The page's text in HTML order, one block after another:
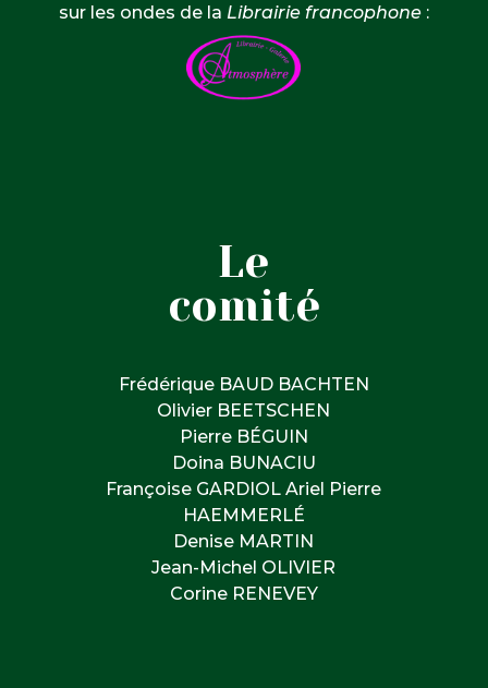
sur les ondes de la Librairie francophone:
Le
comité
Frédérique BAUD BACHTEN
Olivier BEETSCHEN
Pierre BÉGUIN
Doina BUNACIU
Françoise GARDIOL Ariel Pierre
HAEMMERLÉ
Denise MARTIN
Jean-Michel OLIVIER
Corine RENEVEY